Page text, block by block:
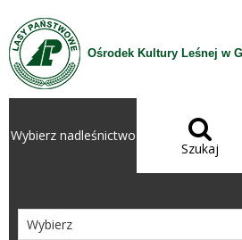
Przejdź do treści
Ośrodek Kultury Leśnej w
Wybierz nadleśnictwo 
Szukaj